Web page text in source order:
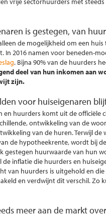
is gestegen, van
de mogelijkheid om een
2016 namen voor beneden-
. Bijna 90% van de huurders
deel van hun inkomen aan
zijn.
voor huiseigenaren
huurders komt uit de officiële
ontwikkeling van de
van de huren. Terwijl de
de hypotheekrente, wordt bij
gestegen huurwaarde van hun
inflatie die huurders en
van huurders is uitgehold en die
en verdwijnt dit verschil. Zo
meer aan de markt